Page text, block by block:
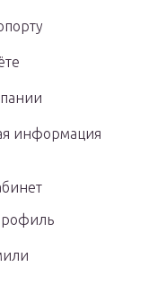
информация